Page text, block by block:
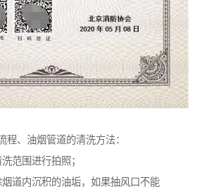
程、油烟管道的清洗方法：
范围进行拍照；
道内沉积的油垢，如果抽风口不能